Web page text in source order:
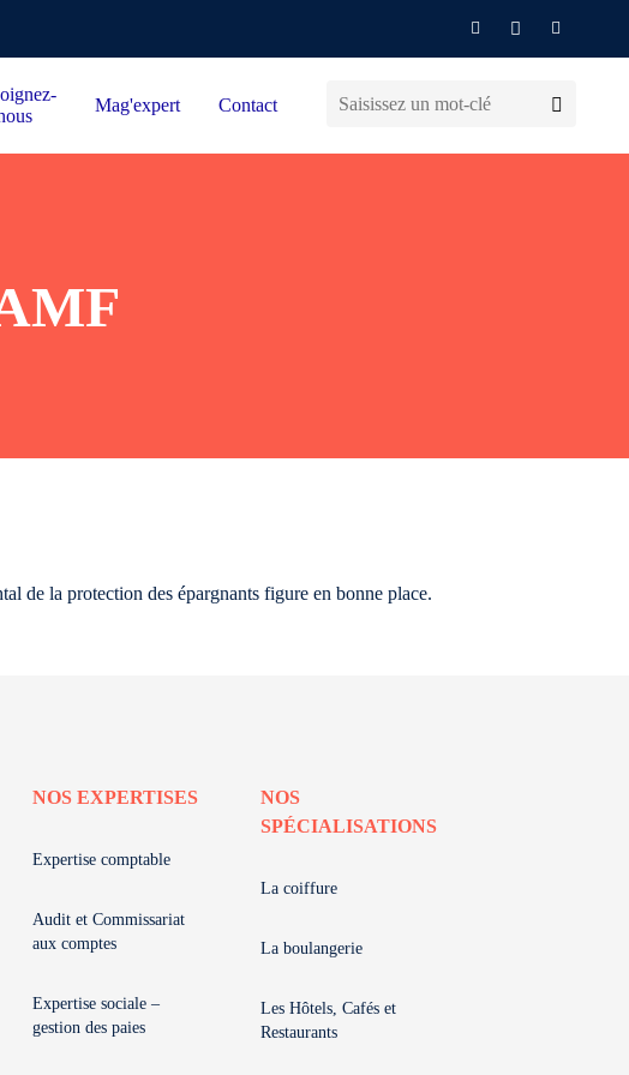
Mag'expert Contact
de la protection des épargnants figure en bonne place.
NOS EXPERTISES
Expertise comptable
Audit et Commissariat
aux comptes
Expertise sociale –
gestion des paies
NOS
SPÉCIALISATIONS
La coiffure
La boulangerie
Les Hôtels, Cafés et
Restaurants